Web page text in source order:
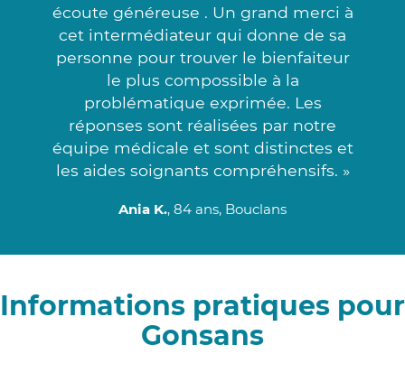
écoute généreuse . Un grand merci à
cet intermédiateur qui donne de sa
personne pour trouver le bienfaiteur
le plus compossible à la
problématique exprimée. Les
réponses sont réalisées par notre
équipe médicale et sont distinctes et
les aides soignants compréhensifs. »
Ania K., 84 ans, Bouclans
Informations pratiques pour
Gonsans